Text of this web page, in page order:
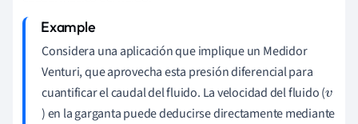
Considera una aplicación que implique un Medidor
Venturi, que aprovecha esta presión diferencial para
cuantificar el caudal del fluido. La velocidad del fluido (v
) en la garganta puede deducirse directamente mediante